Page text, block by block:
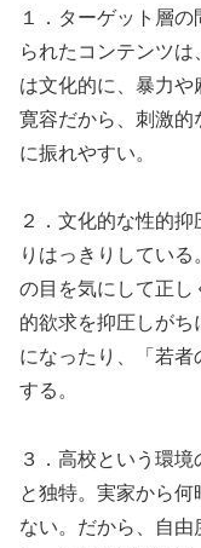
１．ターゲット層
られたコンテンツ
は文化的に、暴力や
寛容だから、刺激的
に振れやすい。
２．文化的な性的
りはっきりしてい
の目を気にして正し
的欲求を抑圧しが
になったり、「若者
する。
３．高校という環
と独特。実家から何
ない。だから、自